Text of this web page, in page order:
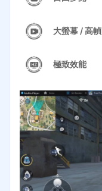
大螢幕 / 高幀
極致效能